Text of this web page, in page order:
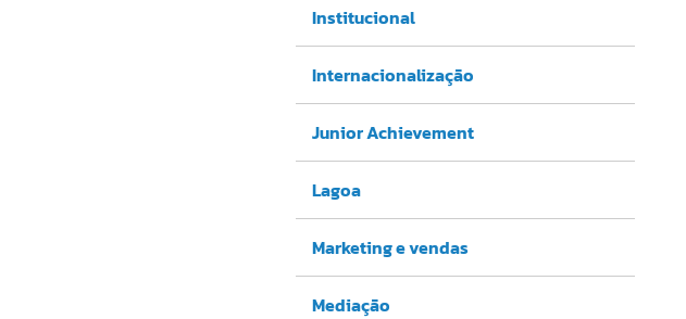
Institucional
Internacionalização
Junior Achievement
Lagoa
Marketing e vendas
Mediação